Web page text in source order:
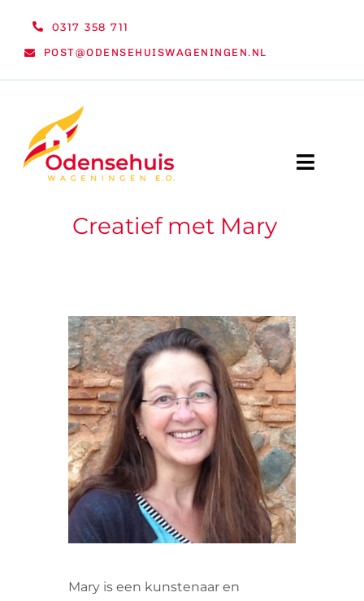
0317 358 711
POST@ODENSEHUISWAGENINGEN.NL
Toggle
WELKOM
ORGANISATIE
VRIJWILLIGERS & STAGIAIRES
CONTACT
Creatief met Mary
Mary is een kunstenaar en